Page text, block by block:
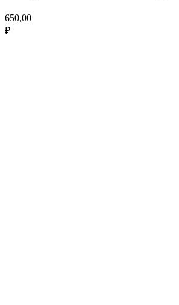
650,00
₽